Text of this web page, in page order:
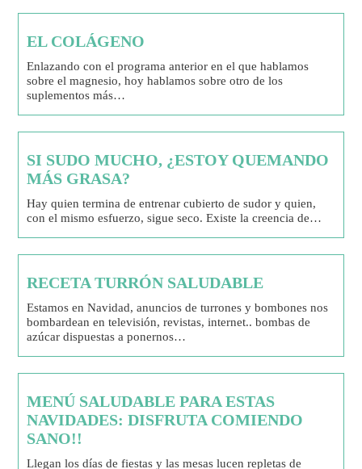
EL COLÁGENO
Enlazando con el programa anterior en el que hablamos
sobre el magnesio, hoy hablamos sobre otro de los
suplementos más…
SI SUDO MUCHO, ¿ESTOY QUEMANDO
MÁS GRASA?
Hay quien termina de entrenar cubierto de sudor y quien,
con el mismo esfuerzo, sigue seco. Existe la creencia de…
RECETA TURRÓN SALUDABLE
Estamos en Navidad, anuncios de turrones y bombones nos
bombardean en televisión, revistas, internet.. bombas de
azúcar dispuestas a ponernos…
MENÚ SALUDABLE PARA ESTAS
NAVIDADES: DISFRUTA COMIENDO
SANO!!
Llegan los días de fiestas y las mesas lucen repletas de